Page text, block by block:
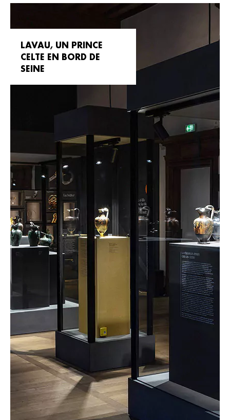
LAVAU, UN PRINCE
CELTE EN BORD DE
SEINE